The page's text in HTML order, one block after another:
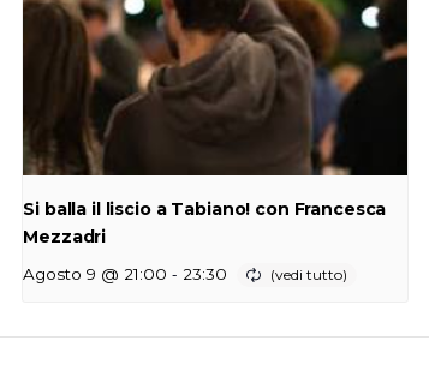
Si balla il liscio a Tabiano! con Francesca
Mezzadri
Agosto 9 @ 21:00 - 23:30